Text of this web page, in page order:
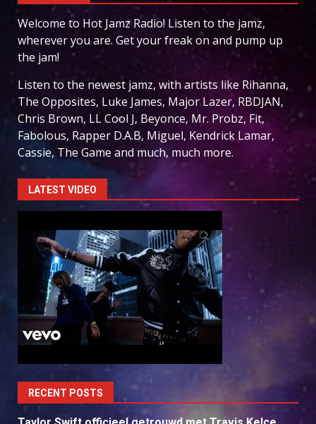
Welcome to Hot Jamz Radio! Listen to the jamz,
wherever you are. Get your freak on and pump up
the jam!
Listen to the newest jamz, with artists like Rihanna,
The Opposites, Luke James, Major Lazer, RBDJAN,
Chris Brown, LL Cool J, Beyonce, Mr. Probz, Fit,
Fabolous, Rapper D.A.B, Miguel, Kendrick Lamar,
Cassie, The Game and much, much more.
LATEST VIDEO
RECENT POSTS